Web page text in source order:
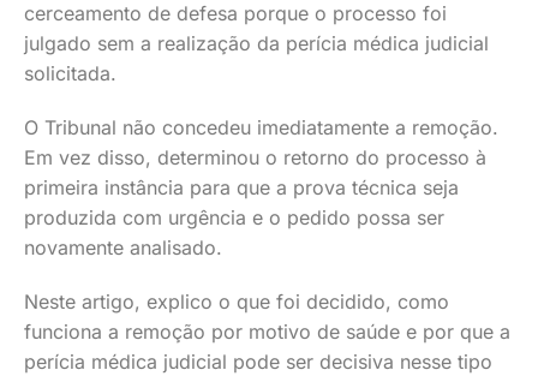
cerceamento de defesa porque o processo foi
julgado sem a realização da perícia médica judicial
solicitada.
O Tribunal não concedeu imediatamente a remoção.
Em vez disso, determinou o retorno do processo à
primeira instância para que a prova técnica seja
produzida com urgência e o pedido possa ser
novamente analisado.
Neste artigo, explico o que foi decidido, como
funciona a remoção por motivo de saúde e por que a
perícia médica judicial pode ser decisiva nesse tipo